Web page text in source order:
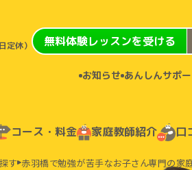
休）
無料体験レッスンを受ける
お知らせ あんしんサポ
コース・料金 家庭教師紹介 口
す 赤羽橋で勉強が苦手なお子さん専門の家